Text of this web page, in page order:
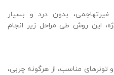
غیرتهاجمی، بدون درد و بسیار
این روش طی مراحل زیر انجام
مناسب، از هرگونه چربی،